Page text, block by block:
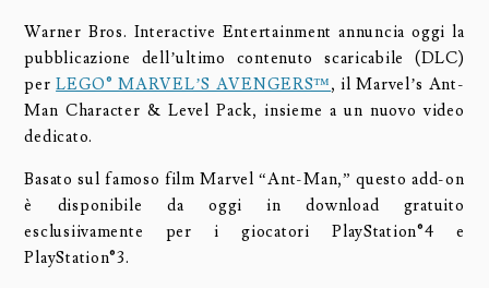
Warner Bros. Interactive Entertainment annuncia oggi la
pubblicazione dell’ultimo contenuto scaricabile (DLC)
perLEGO® MARVEL’S AVENGERS™, il Marvel’s Ant-
Man Character & Level Pack, insieme a un nuovo video
dedicato.
Basato sul famoso film Marvel “Ant-Man,” questo add-on
è disponibile da oggi in download gratuito
esclusiivamente per i giocatori PlayStation®4 e
PlayStation®3.